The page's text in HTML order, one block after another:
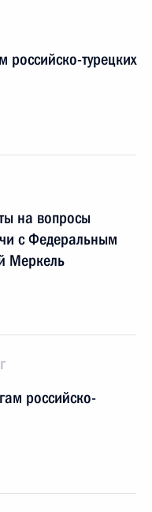
российско-турецких
на вопросы
с Федеральным
Меркель
российско-